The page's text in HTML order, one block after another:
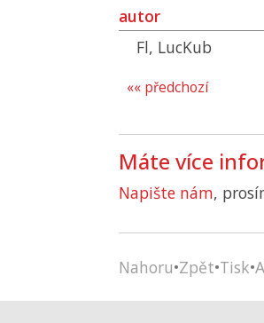
autor
Fl, LucKub
«« předchozí
Máte více
Napište nám,
Nahoru•Zpět•Tisk•